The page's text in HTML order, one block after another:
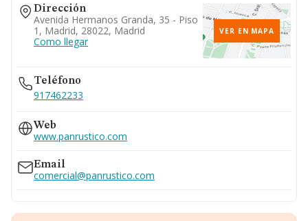
Dirección
Avenida Hermanos Granda, 35 - Piso
1, Madrid, 28022, Madrid
Como llegar
VER EN MAPA
Teléfono
917462233
Web
www.panrustico.com
Email
comercial@panrustico.com